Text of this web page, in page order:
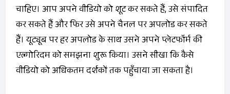
चाहिए। आप अपने वीडियो को शूट कर सकते हैं, उसे संपादित
कर सकते हैं और फिर उसे अपने चैनल पर अपलोड कर सकते
हैं। यूट्यूब पर हर अपलोड के साथ उसने अपने प्लेटफॉर्म की
एल्गोरिदम को समझना शुरू किया। उसने सीखा कि कैसे
वीडियो को अधिकतम दर्शकों तक पहुँचाया जा सकता है।